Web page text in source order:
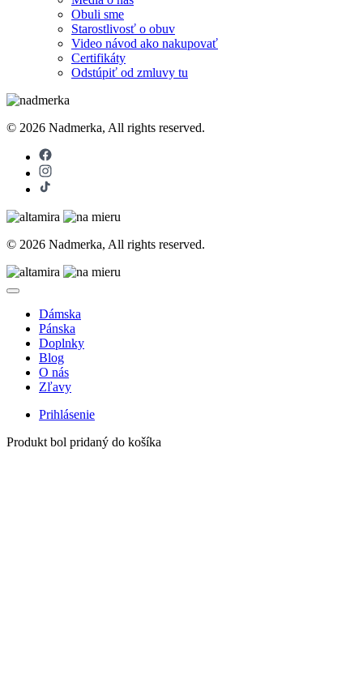
Obuli sme
Starostlivosť o obuv
Video návod ako nakupovať
Certifikáty
Odstúpiť od zmluvy tu
© 2026 Nadmerka, All rights reserved.
© 2026 Nadmerka, All rights reserved.
Dámska
Pánska
Doplnky
Blog
O nás
Zľavy
Prihlásenie
Produkt bol pridaný do košíka